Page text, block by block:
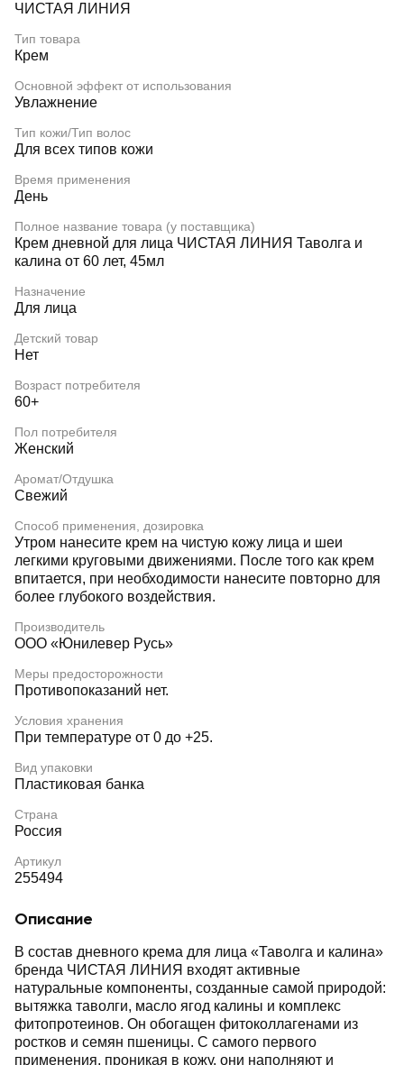
ЧИСТАЯ ЛИНИЯ
Тип товара
Крем
Основной эффект от использования
Увлажнение
Тип кожи/Тип волос
Для всех типов кожи
Время применения
День
Полное название товара (у поставщика)
Крем дневной для лица ЧИСТАЯ ЛИНИЯ Таволга и
калина от 60 лет, 45мл
Назначение
Для лица
Детский товар
Нет
Возраст потребителя
60+
Пол потребителя
Женский
Аромат/Отдушка
Свежий
Способ применения, дозировка
Утром нанесите крем на чистую кожу лица и шеи
легкими круговыми движениями. После того как крем
впитается, при необходимости нанесите повторно для
более глубокого воздействия.
Производитель
ООО «Юнилевер Русь»
Меры предосторожности
Противопоказаний нет.
Условия хранения
При температуре от 0 до +25.
Вид упаковки
Пластиковая банка
Страна
Россия
Артикул
255494
Описание
В состав дневного крема для лица «Таволга и калина»
бренда ЧИСТАЯ ЛИНИЯ входят активные
натуральные компоненты, созданные самой природой:
вытяжка таволги, масло ягод калины и комплекс
фитопротеинов. Он обогащен фитоколлагенами из
ростков и семян пшеницы. С самого первого
применения, проникая в кожу, они наполняют и